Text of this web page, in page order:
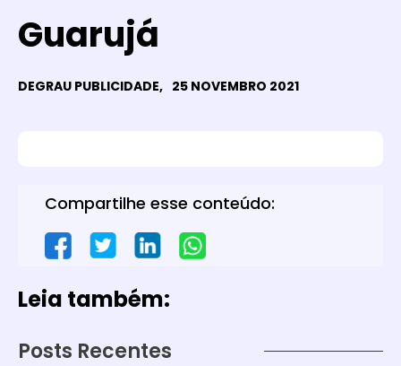
Guarujá
DEGRAU PUBLICIDADE, 25 NOVEMBRO 2021
Compartilhe esse conteúdo:
Leia também:
Posts Recentes